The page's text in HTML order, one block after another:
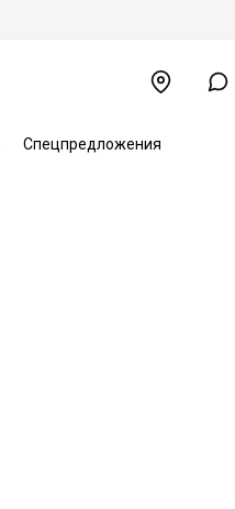
Спецпредложения